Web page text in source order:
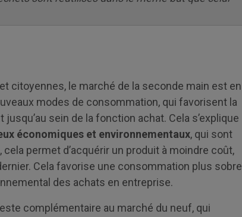
citoyennes, le marché de la seconde main est en
modes de consommation, qui favorisent la
sein de la fonction achat. Cela s’explique
économiques et environnementaux, qui sont
permet d’acquérir un produit à moindre coût,
Cela favorise une consommation plus sobre
des achats en entreprise.
complémentaire au marché du neuf, qui